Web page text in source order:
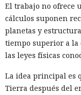
El trabajo no ofrece
cálculos suponen
planetas y
tiempo superior a la
las leyes físicas
La idea principal es
Tierra después del
17:36 / 05.08.2026
Ahora la empresa